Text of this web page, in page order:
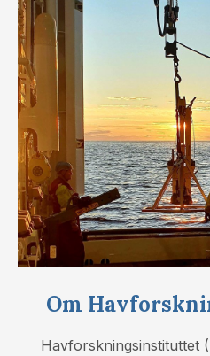
Om
Havforskningsinstituttet